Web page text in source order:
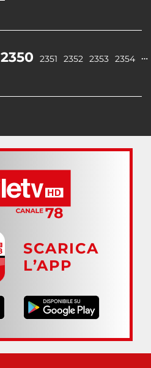
2350 2351 2352 2353 2354 …
SCARICA
L’APP